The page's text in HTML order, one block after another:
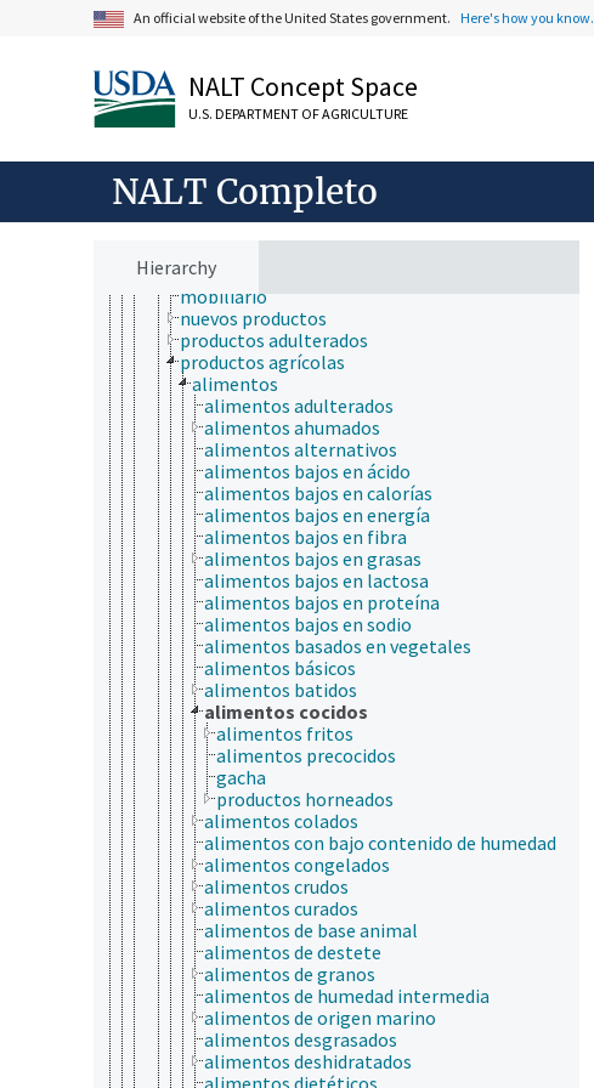
An official website of the United States government. Here's how you know.
NALT Concept Space
U.S. DEPARTMENT OF AGRICULTURE
NALT Completo
Hierarchy
análisis del riesgo
farmacocinética
farmacodinámica
metodologías de nuevo enfoque
nanotoxicología
organismos acuáticos
productos y mercancías
aceites
coproductos
mobiliario
nuevos productos
productos adulterados
productos agrícolas
alimentos
alimentos adulterados
alimentos ahumados
alimentos alternativos
alimentos bajos en ácido
alimentos bajos en calorías
alimentos bajos en energía
alimentos bajos en fibra
alimentos bajos en grasas
alimentos bajos en lactosa
alimentos bajos en proteína
alimentos bajos en sodio
alimentos basados en vegetales
alimentos básicos
alimentos batidos
alimentos cocidos
alimentos fritos
alimentos precocidos
gacha
productos horneados
alimentos colados
alimentos con bajo contenido de humedad
alimentos congelados
alimentos crudos
alimentos curados
alimentos de base animal
alimentos de destete
alimentos de granos
alimentos de humedad intermedia
alimentos de origen marino
alimentos desgrasados
alimentos deshidratados
alimentos dietéticos